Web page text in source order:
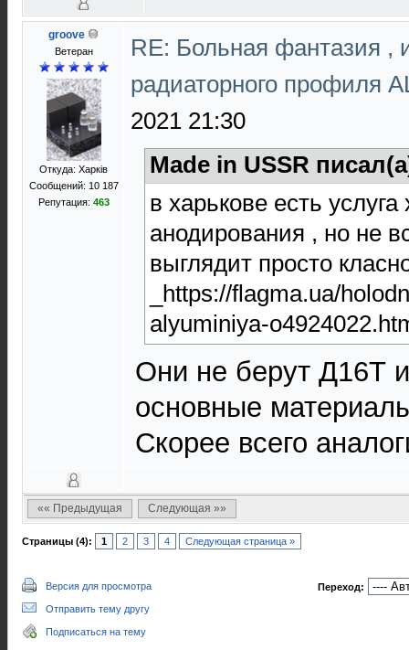
groove
Ветеран
Откуда: Харків
Сообщений: 10 187
Репутация: 463
RE: Больная фантазия ,
радиаторного профиля
2021 21:30
Made in USSR
в харькове есть услуга
анодирования , но не
выглядит просто
_https://flagma.ua/
alyuminiya-
Они не берут Д16Т
основные
Скорее всего
«« Предыдущая Следующая »»
Страницы (4): 1 2 3 4 Следующая страница »
Версия для просмотра
Отправить тему другу
Подписаться на тему
Переход: